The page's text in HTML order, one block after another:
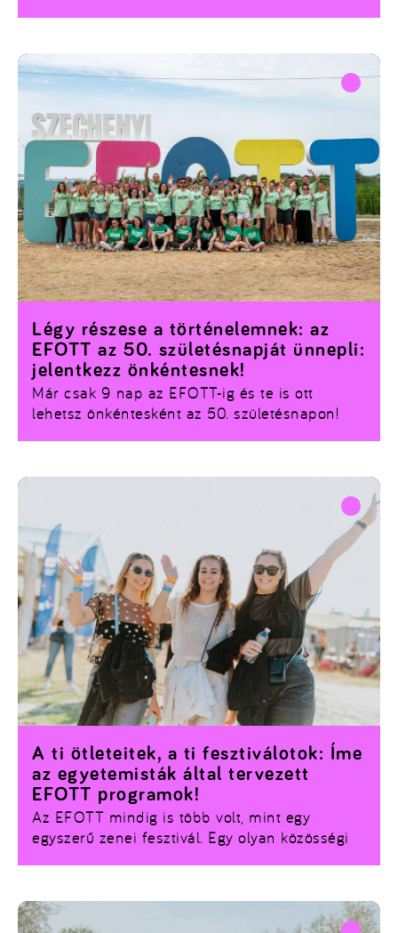
Már csak 9 nap az EFOTT-ig és te is ott
lehetsz önkéntesként az 50. születésnapon!
Légy részese a történelemnek: az
EFOTT az 50. születésnapját ünnepli:
jelentkezz önkéntesnek!
Az EFOTT mindig is több volt, mint egy
egyszerű zenei fesztivál. Egy olyan közösségi
vizsgaidőszak végét. Idén azonban a szervezők
még magasabbra tették a lécet: a házigazda
A ti ötleteitek, a ti fesztiválotok: Íme
az egyetemisták által tervezett
EFOTT programok!